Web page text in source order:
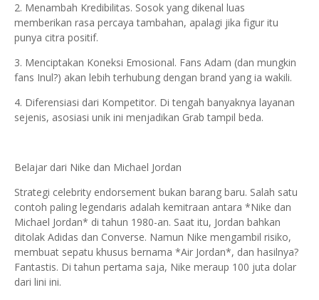
2. Menambah Kredibilitas. Sosok yang dikenal luas
memberikan rasa percaya tambahan, apalagi jika figur itu
punya citra positif.
3. Menciptakan Koneksi Emosional. Fans Adam (dan mungkin
fans Inul?) akan lebih terhubung dengan brand yang ia wakili.
4. Diferensiasi dari Kompetitor. Di tengah banyaknya layanan
sejenis, asosiasi unik ini menjadikan Grab tampil beda.
Belajar dari Nike dan Michael Jordan
Strategi celebrity endorsement bukan barang baru. Salah satu
contoh paling legendaris adalah kemitraan antara *Nike dan
Michael Jordan* di tahun 1980-an. Saat itu, Jordan bahkan
ditolak Adidas dan Converse. Namun Nike mengambil risiko,
membuat sepatu khusus bernama *Air Jordan*, dan hasilnya?
Fantastis. Di tahun pertama saja, Nike meraup 100 juta dolar
dari lini ini.